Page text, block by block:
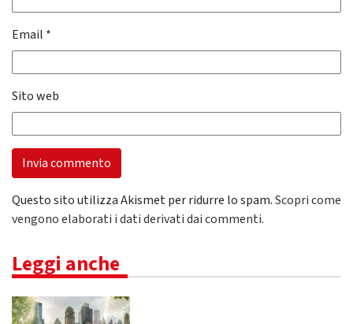
Email *
Sito web
Questo sito utilizza Akismet per ridurre lo spam.Scopri come
vengono elaborati i dati derivati dai commenti.
Leggi anche